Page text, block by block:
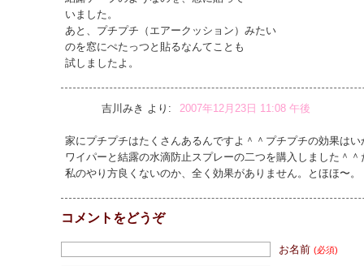
いました。
あと、プチプチ（エアークッション）みたい
のを窓にぺたっつと貼るなんてことも
試しましたよ。
吉川みき より: 2007年12月23日 11:08 午後
家にプチプチはたくさんあるんですよ＾＾プチプチの効果は
ワイパーと結露の水滴防止スプレーの二つを購入しました＾
私のやり方良くないのか、全く効果がありません。とほほ〜。
コメントをどうぞ
お名前 (必須)